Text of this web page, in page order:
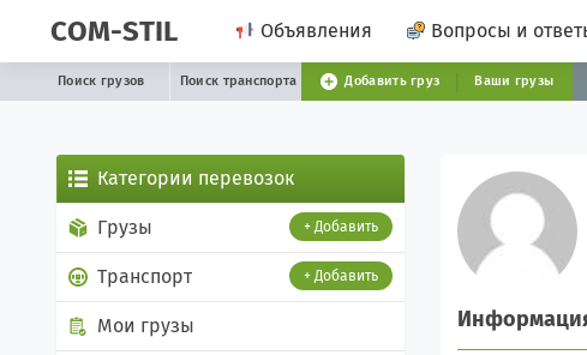
COM-STIL Объявления Вопросы и
Поиск грузов Поиск транспорта Добавить груз Ваши грузы
Категории перевозок
Грузы + Добавить
Транспорт + Добавить
Мои грузы